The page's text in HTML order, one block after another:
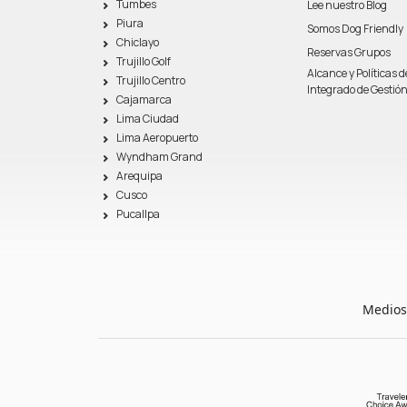
Tumbes
Piura
Chiclayo
Trujillo Golf
Trujillo Centro
Cajamarca
Lima Ciudad
Lima Aeropuerto
Wyndham Grand
Arequipa
Cusco
Pucallpa
Lee nuestro Blog
Somos Dog Friendly
Reservas Grupos
Alcance y Políticas
Integrado de Gestión